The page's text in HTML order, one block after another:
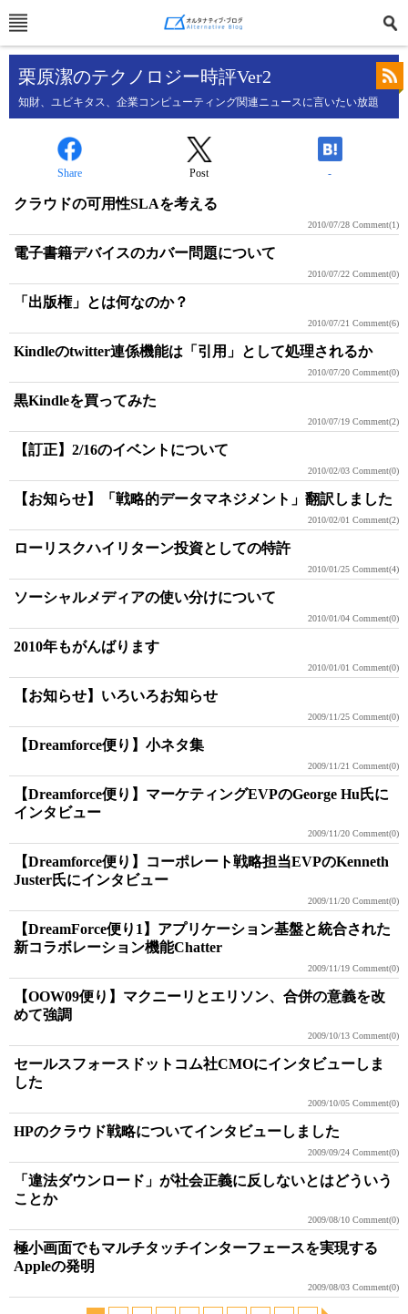
栗原潔のテクノロジー時評Ver2
知財、ユビキタス、企業コンピューティング関連ニュースに言いたい放題
Share Post -
クラウドの可用性SLAを考える
2010/07/28 Comment(1)
電子書籍デバイスのカバー問題について
2010/07/22 Comment(0)
「出版権」とは何なのか？
2010/07/21 Comment(6)
Kindleのtwitter連係機能は「引用」として処理されるか
2010/07/20 Comment(0)
黒Kindleを買ってみた
2010/07/19 Comment(2)
【訂正】2/16のイベントについて
2010/02/03 Comment(0)
【お知らせ】「戦略的データマネジメント」翻訳しました
2010/02/01 Comment(2)
ローリスクハイリターン投資としての特許
2010/01/25 Comment(4)
ソーシャルメディアの使い分けについて
2010/01/04 Comment(0)
2010年もがんばります
2010/01/01 Comment(0)
【お知らせ】いろいろお知らせ
2009/11/25 Comment(0)
【Dreamforce便り】小ネタ集
2009/11/21 Comment(0)
【Dreamforce便り】マーケティングEVPのGeorge Hu氏に
インタビュー
2009/11/20 Comment(0)
【Dreamforce便り】コーポレート戦略担当EVPのKenneth
Juster氏にインタビュー
2009/11/20 Comment(0)
【DreamForce便り1】アプリケーション基盤と統合された
新コラボレーション機能Chatter
2009/11/19 Comment(0)
【OOW09便り】マクニーリとエリソン、合併の意義を改
めて強調
2009/10/13 Comment(0)
セールスフォースドットコム社CMOにインタビューしま
した
2009/10/05 Comment(0)
HPのクラウド戦略についてインタビューしました
2009/09/24 Comment(0)
「違法ダウンロード」が社会正義に反しないとはどういう
ことか
2009/08/10 Comment(0)
極小画面でもマルチタッチインターフェースを実現する
Appleの発明
2009/08/03 Comment(0)